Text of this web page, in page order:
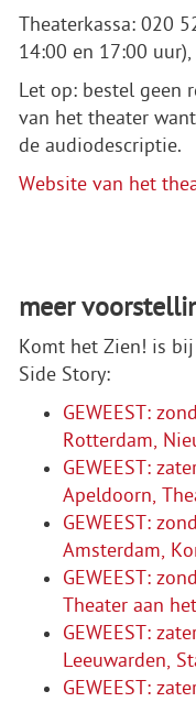
Theaterkassa: 020
14:00 en 17:00
Let op: bestel geen
van het theater
de audiodescriptie.
Website van het
meer
Komt het Zien! is
Side Story:
GEWEEST:
Rotterdam,
GEWEEST:
Apeldoorn,
GEWEEST:
Amsterdam,
GEWEEST:
Theater aan
GEWEEST:
Leeuwarden,
GEWEEST: